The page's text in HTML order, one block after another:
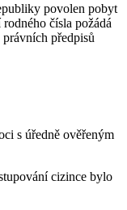
povolen pobyt
čísla požádá
předpisů
s úředně ověřeným
cizince bylo